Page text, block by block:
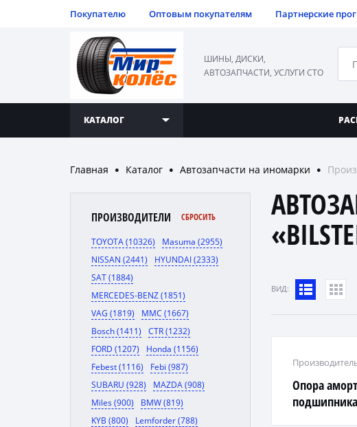
Покупателю Оптовым покупателям Партнерские
ШИНЫ, ДИСКИ,
АВТОЗАПЧАСТИ, УСЛУГИ СТО
КАТАЛОГ
Главная ● Каталог ● Автозапчасти на иномарки ●
ПРОИЗВОДИТЕЛИ СБРОСИТЬ
TOYOTA (10326)
Masuma (2955)
NISSAN (2441)
HYUNDAI (2333)
SAT (1884)
MERCEDES-BENZ (1851)
VAG (1819)
MMC (1667)
Bosch (1411)
CTR (1232)
FORD (1207)
Honda (1156)
Febest (1116)
Febi (987)
SUBARU (928)
MAZDA (908)
Miles (900)
BMW (819)
KYB (800)
Lemforder (788)
ВИД:
Опора